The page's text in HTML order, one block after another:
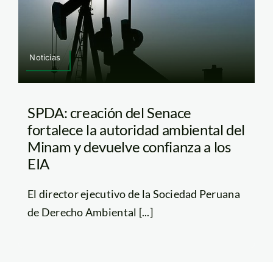
Noticias
SPDA: creación del Senace
fortalece la autoridad ambiental del
Minam y devuelve confianza a los
EIA
El director ejecutivo de la Sociedad Peruana
de Derecho Ambiental [...]